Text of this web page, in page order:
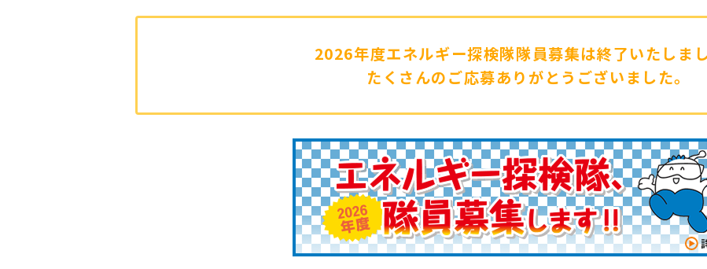
2026年度エネルギー探検隊隊員募集は終了いたしまし
たくさんのご応募ありがとうございました。